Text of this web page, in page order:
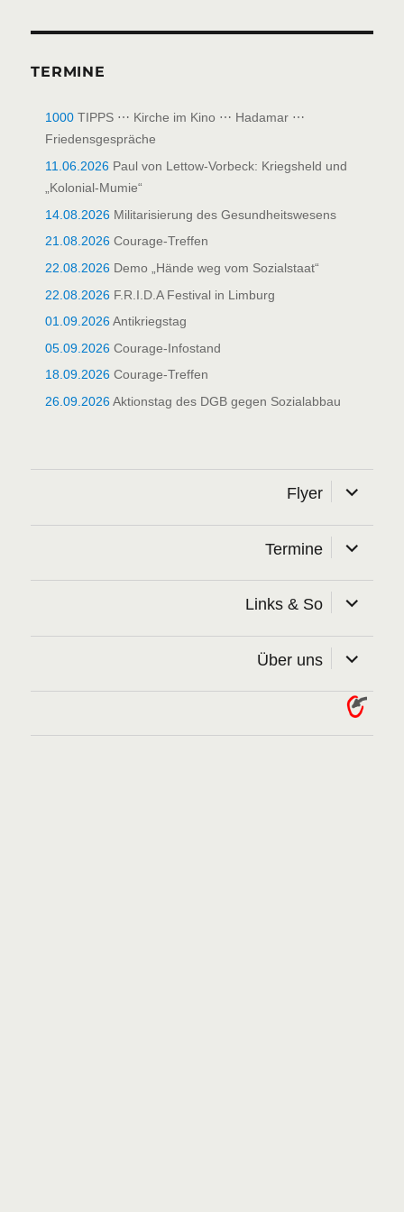
TERMINE
1000 TIPPS ⋯ Kirche im Kino ⋯ Hadamar ⋯
Friedensgespräche
11.06.2026 Paul von Lettow-Vorbeck: Kriegsheld und
„Kolonial-Mumie“
14.08.2026 Militarisierung des Gesundheitswesens
21.08.2026 Courage-Treffen
22.08.2026 Demo „Hände weg vom Sozialstaat“
22.08.2026 F.R.I.D.A Festival in Limburg
01.09.2026Antikriegstag
05.09.2026 Courage-Infostand
18.09.2026 Courage-Treffen
26.09.2026Aktionstag des DGB gegen Sozialabbau
Flyer öffnen
Termine öffnen
Links & So öffnen
Über uns öffnen